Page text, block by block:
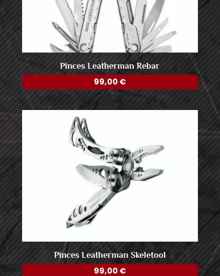
Pinces Leatherman Rebar
99,00 €
Pinces Leatherman Skeletool
99,00 €